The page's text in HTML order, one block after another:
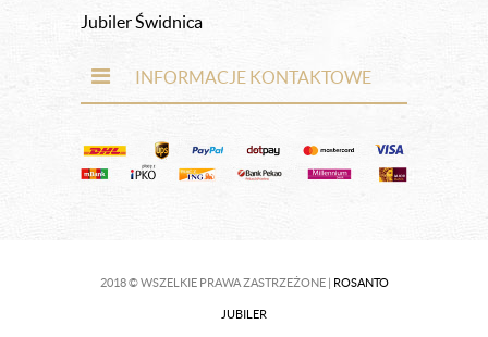
Jubiler Świdnica
INFORMACJE KONTAKTOWE
2018 © WSZELKIE PRAWA ZASTRZEŻONE | ROSANTO
JUBILER